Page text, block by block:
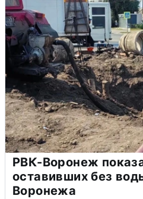
РВК-Воронеж
оставивших без
Воронежа